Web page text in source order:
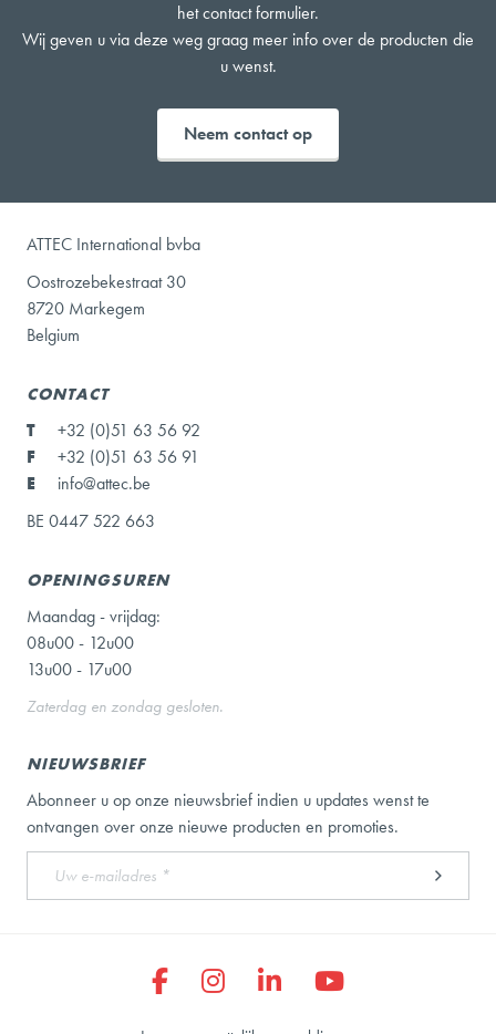
het contact formulier.
Wij geven u via deze weg graag meer info over de producten die
u wenst.
Neem contact op
ATTEC International bvba
Oostrozebekestraat 30
8720 Markegem
Belgium
CONTACT
T
+32 (0)51 63 56 92
F
+32 (0)51 63 56 91
E
info@attec.be
BE 0447 522 663
OPENINGSUREN
Maandag - vrijdag:
08u00 - 12u00
13u00 - 17u00
Zaterdag en zondag gesloten.
NIEUWSBRIEF
Abonneer u op onze nieuwsbrief indien u updates wenst te
ontvangen over onze nieuwe producten en promoties.